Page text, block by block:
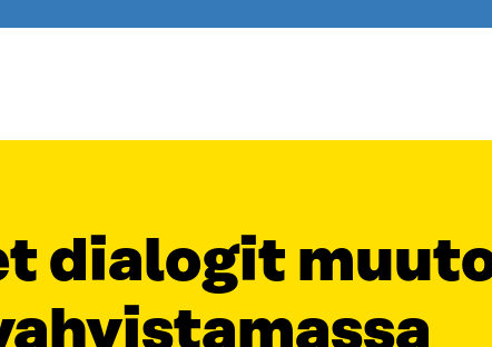
dialogit